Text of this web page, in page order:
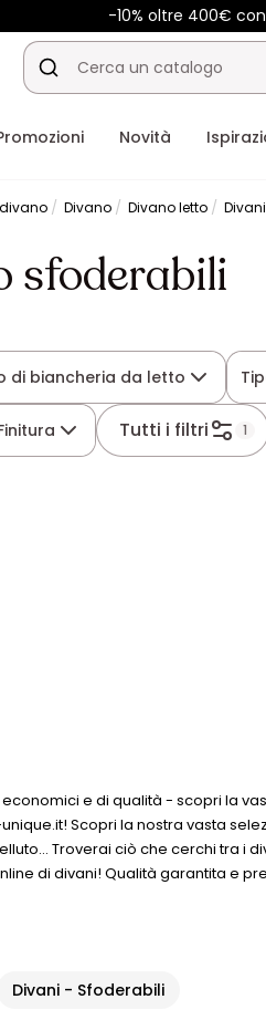
-10% oltre 400€ con
Novità
Divano Divano letto
sfoderabili
di biancheria da letto
Tutti i filtri 1
e di qualità - scopri la
Scopri la nostra vasta
Troverai ciò che cerchi tra i
di divani! Qualità garantita e
Divani - Sfoderabili